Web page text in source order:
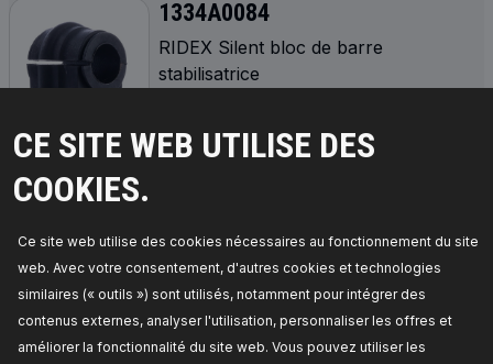
CE SITE WEB UTILISE DES
COOKIES.
Ce site web utilise des cookies nécessaires au fonctionnement du site
web. Avec votre consentement, d'autres cookies et technologies
similaires (« outils ») sont utilisés, notamment pour intégrer des
contenus externes, analyser l'utilisation, personnaliser les offres et
améliorer la fonctionnalité du site web. Vous pouvez utiliser les
1334A0084
RIDEX Silent bloc de barre
stabilisatrice
Numéro de EAN:
4059191689866
Disponible en stock:
1334A0032
RIDEX Silent bloc de barre
stabilisatrice
Côté d'assemblage:Essieu avant droit, Essieu